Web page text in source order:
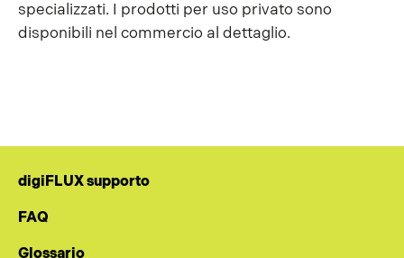
specializzati. I prodotti per uso privato sono
disponibili nel commercio al dettaglio.
digiFLUX supporto
FAQ
Glossario